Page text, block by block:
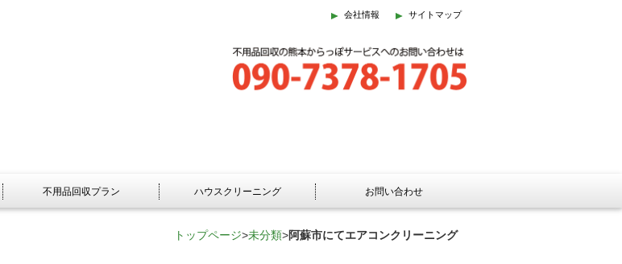
会社情報 サイトマップ
不用品回収プラン ハウスクリーニング お問い合わせ
トップページ>未分類>阿蘇市にてエアコンクリーニング